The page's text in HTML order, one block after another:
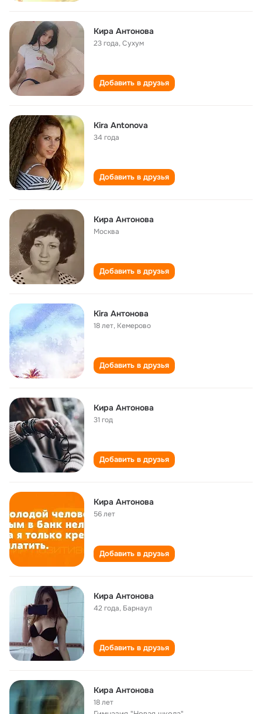
Кира Антонова
23 года,Сухум
Добавить в друзья
Kira Antonova
34 года
Добавить в друзья
Кира Антонова
Москва
Добавить в друзья
Kira Антонова
18 лет, Кемерово
Добавить в друзья
Кира Антонова
31 год
Добавить в друзья
Кира Антонова
56 лет
Добавить в друзья
Кира Антонова
42 года, Барнаул
Добавить в друзья
Кира Антонова
18 лет